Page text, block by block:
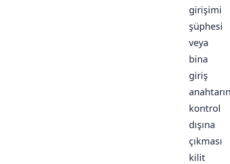
girişimi
şüphesi
veya
bina
giriş
kontrol
dışına
çıkması
kilit